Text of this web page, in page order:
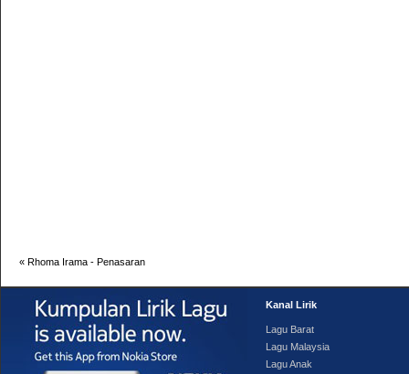
« Rhoma Irama - Penasaran
Kanal Lirik
Lagu Barat
Lagu Malaysia
Lagu Anak